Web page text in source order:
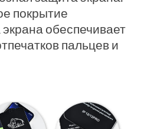
покрытие
экрана обеспечивает
пальцев и